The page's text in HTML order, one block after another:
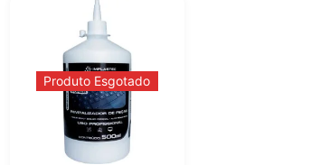
Produto Esgotado